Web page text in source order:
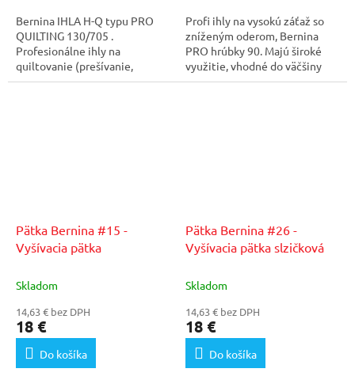
Bernina IHLA H-Q typu PRO
QUILTING 130/705 .
Profesionálne ihly na
quiltovanie (prešívanie,
maľovanie ihlou). Balenie 5
Profi ihly na vysokú záťaž so
zníženým oderom, Bernina
PRO hrúbky 90. Majú široké
využitie, vhodné do väčšiny
šijacích strojov...
Pätka Bernina #15 -
Vyšívacia pätka
Skladom
14,63 € bez DPH
18 €
Do košíka
Pätka Bernina #26 -
Vyšívacia pätka slzičková
Skladom
14,63 € bez DPH
18 €
Do košíka